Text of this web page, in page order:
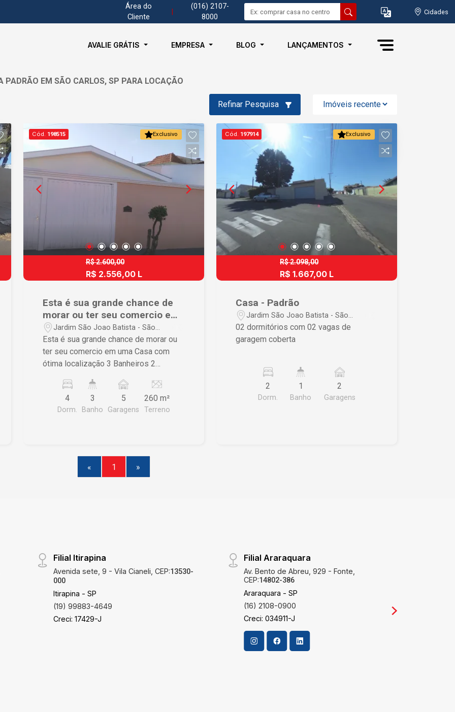
Área do
Cliente
(016) 2107-
8000
Cidades
AVALIE GRÁTIS EMPRESA BLOG LANÇAMENTOS
EM SÃO CARLOS, SP PARA LOCAÇÃO
Refinar Pesquisa
Exclusivo
Cód. 198515
R$ 2.600,00
R$ 2.556,00 L
Esta é sua grande chance de
morar ou ter seu comercio em
uma Casa com ótima
localização em São Carlos
Jardim São Joao Batista - São
Carlos/SP
Esta é sua grande chance de morar ou
ter seu comercio em uma Casa com
ótima localização 3 Banheiros 2
de serviço 5 Vagas de garagem sendo
2 vagas cobertas. Não deixe de
conhecer esse imóvel de perto. Entre
4
Dorm.
3
Banho
5
Garagens
260 m²
Terreno
Exclusivo
Cód. 197914
R$ 2.098,00
R$ 1.667,00 L
Casa - Padrão
Jardim São Joao Batista - São
Carlos/SP
02 dormitórios com 02 vagas de
garagem coberta
2
Dorm.
1
Banho
2
Garagens
« 1 »
Filial Itirapina
Avenida sete, 9 - Vila Cianeli, CEP:13530-
000
Itirapina - SP
(19) 99883-4649
Creci: 17429-J
Filial Araraquara
Av. Bento de Abreu, 929 - Fonte,
CEP:14802-386
Araraquara - SP
(16) 2108-0900
Creci: 034911-J